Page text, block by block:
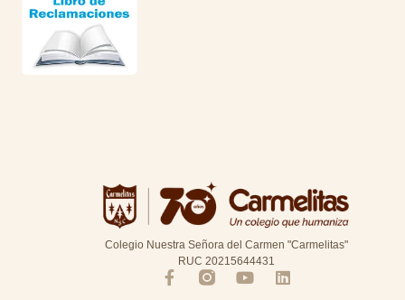
Colegio Nuestra Señora del Carmen "Carmelitas"
RUC 20215644431